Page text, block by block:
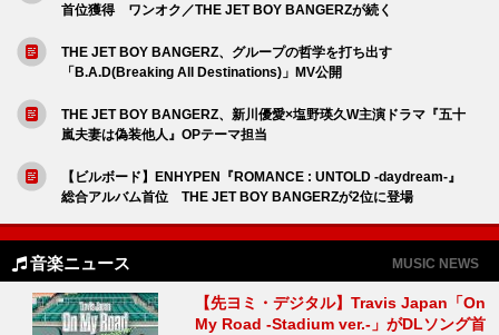
首位獲得 ワンオク／THE JET BOY BANGERZが続く
THE JET BOY BANGERZ、グループの哲学を打ち出す
「B.A.D(Breaking All Destinations)」MV公開
THE JET BOY BANGERZ、新川優愛×塩野瑛久W主演ドラマ『五十
嵐夫妻は偽装他人』OPテーマ担当
【ビルボード】ENHYPEN『ROMANCE : UNTOLD -daydream-』
総合アルバム首位 THE JET BOY BANGERZが2位に登場
音楽ニュース MUSIC NEWS
【先ヨミ・デジタル】Travis Japan「On
My Road -Stadium ver.-」がDLソング首